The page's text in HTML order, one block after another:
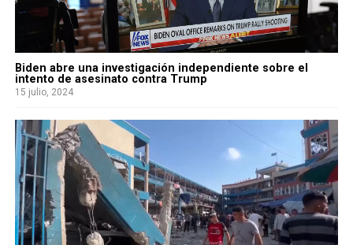
Biden abre una investigación independiente sobre el
intento de asesinato contra Trump
15 julio, 2024